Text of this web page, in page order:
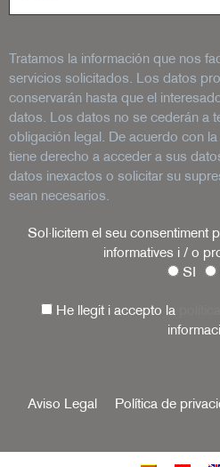
Tratamos la información que nos
servicios solicitados. Los datos
conservarán hasta que el
datos. Los datos no se cederán a
obligación legal. De acuerdo con
tiene derecho a acceder a sus
datos inexactos o solicitar su
sean necesarios.
Sol·licitem el seu consentiment
informatives i / o
SI
He llegit i accepto la
Aviso Legal Política de